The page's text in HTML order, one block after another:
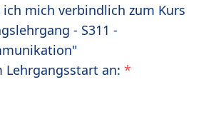
mich verbindlich zum Kurs
- S311 -
an: *